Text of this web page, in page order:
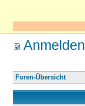
Anmelden
Foren-Übersicht